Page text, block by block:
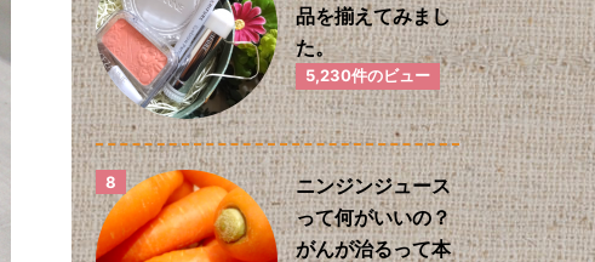
品を揃えてみまし
た。
5,230件のビュー
ニンジンジュース
って何がいいの？
がんが治るって本